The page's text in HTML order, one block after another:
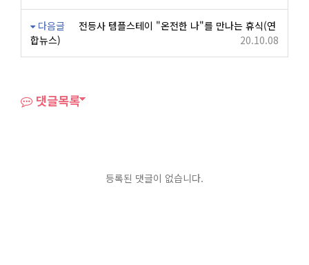
다음글
전등사 템플스테이 "온전한 나"를 만나는 휴식(연
합뉴스)
20.10.08
댓글목록
등록된 댓글이 없습니다.